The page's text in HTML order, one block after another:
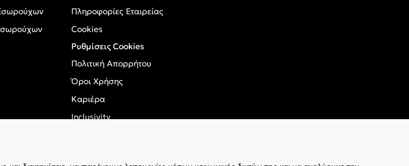
Πληροφορίες Εταιρείας
Cookies
Ρυθμίσεις Cookies
Πολιτική Απορρήτου
Όροι Χρήσης
Καριέρα
Inclusivity